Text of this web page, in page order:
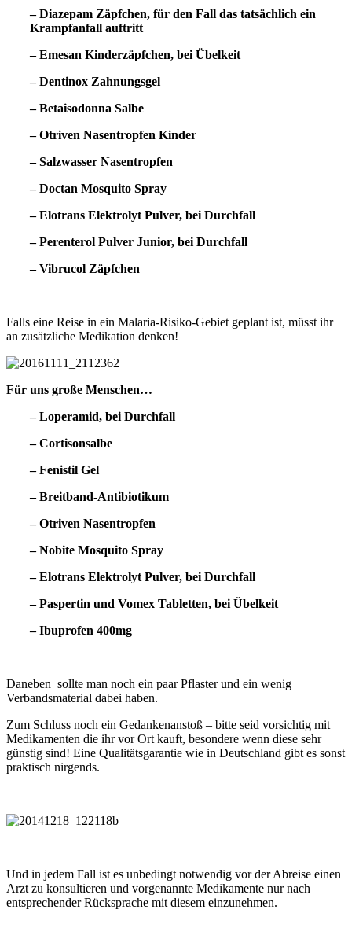
– Diazepam Zäpfchen, für den Fall das tatsächlich ein
Krampfanfall auftritt
– Emesan Kinderzäpfchen, bei Übelkeit
– Dentinox Zahnungsgel
– Betaisodonna Salbe
– Otriven Nasentropfen Kinder
– Salzwasser Nasentropfen
– Doctan Mosquito Spray
– Elotrans Elektrolyt Pulver, bei Durchfall
– Perenterol Pulver Junior, bei Durchfall
– Vibrucol Zäpfchen
Falls eine Reise in ein Malaria-Risiko-Gebiet geplant ist, müsst ihr
an zusätzliche Medikation denken!
Für uns große Menschen…
– Loperamid, bei Durchfall
– Cortisonsalbe
– Fenistil Gel
– Breitband-Antibiotikum
– Otriven Nasentropfen
– Nobite Mosquito Spray
– Elotrans Elektrolyt Pulver, bei Durchfall
– Paspertin und Vomex Tabletten, bei Übelkeit
– Ibuprofen 400mg
Daneben sollte man noch ein paar Pflaster und ein wenig
Verbandsmaterial dabei haben.
Zum Schluss noch ein Gedankenanstoß – bitte seid vorsichtig mit
Medikamenten die ihr vor Ort kauft, besondere wenn diese sehr
günstig sind! Eine Qualitätsgarantie wie in Deutschland gibt es sonst
praktisch nirgends.
Und in jedem Fall ist es unbedingt notwendig vor der Abreise einen
Arzt zu konsultieren und vorgenannte Medikamente nur nach
entsprechender Rücksprache mit diesem einzunehmen.